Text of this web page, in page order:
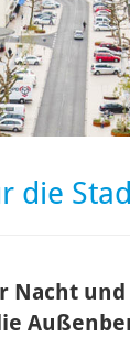
die
Nacht